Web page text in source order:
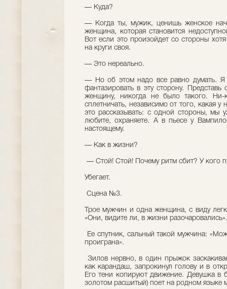
— Куда?
— Когда ты, мужик, ценишь женское
женщина, которая становится
Вот если это произойдет со стороны
на круги своя.
— Это нереально.
— Но об этом надо все равно думать. Я
фантазировать в эту сторону.
женщину, никогда не было такого. Ни-
сплетничать, независимо от того, какая
это рассказывать: с одной стороны,
любите, охраняете. А в пьесе у
настоящему.
— Как в жизни?
— Стой! Стой! Почему ритм сбит? У кого
Убегает.
Сцена №3.
Трое мужчин и одна женщина, с виду
«Они, видите ли, в жизни разочаровались».
Ее спутник, сальный такой мужчина:
проиграна».
Зилов нервно, в один прыжок
как карандаш, запрокинул голову и в
Его тени копируют движение. Девушка в
золотом расшитый) поет на родном языке